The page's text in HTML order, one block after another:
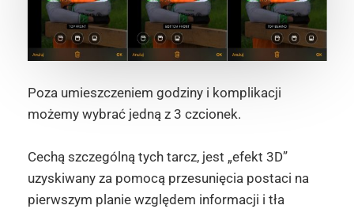
Poza umieszczeniem godziny i komplikacji
możemy wybrać jedną z 3 czcionek.
Cechą szczególną tych tarcz, jest „efekt 3D”
uzyskiwany za pomocą przesunięcia postaci na
pierwszym planie względem informacji i tła